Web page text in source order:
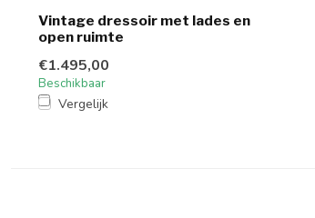
Vintage dressoir met lades en
open ruimte
€1.495,00
Beschikbaar
Vergelijk